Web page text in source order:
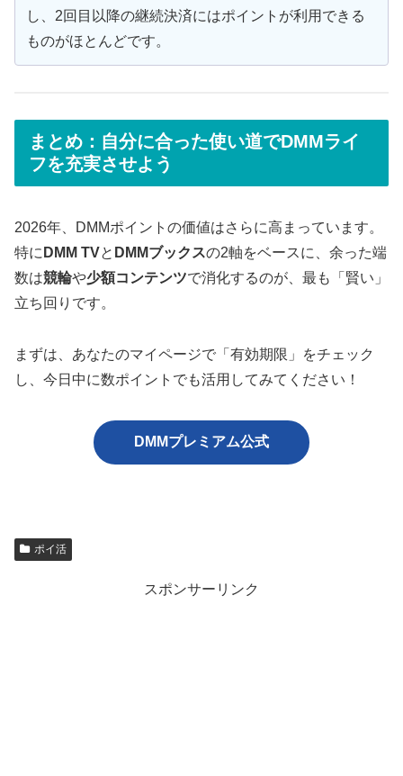
し、2回目以降の継続決済にはポイントが利用できる
ものがほとんどです。
まとめ：自分に合った使い道でDMMライ
フを充実させよう
2026年、DMMポイントの価値はさらに高まっています。
特に DMM TVと DMMブックスの2軸をベースに、余った端
数は競輪や少額コンテンツで消化するのが、最も「賢い」
立ち回りです。
まずは、あなたのマイページで「有効期限」をチェック
し、今日中に数ポイントでも活用してみてください！
DMMプレミアム公式
ポイ活
スポンサーリンク